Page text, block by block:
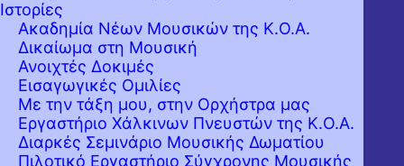
Ιστορίες
Ακαδημία Νέων Μουσικών της Κ.Ο.Α.
Δικαίωμα στη Μουσική
Ανοιχτές Δοκιμές
Εισαγωγικές Ομιλίες
Με την τάξη μου, στην Ορχήστρα μας
Εργαστήριo Χάλκινων Πνευστών της Κ.Ο.Α.
Διαρκές Σεμινάριο Μουσικής Δωματίου
Πιλοτικό Εργαστήριο Σύγχρονης Μουσικής